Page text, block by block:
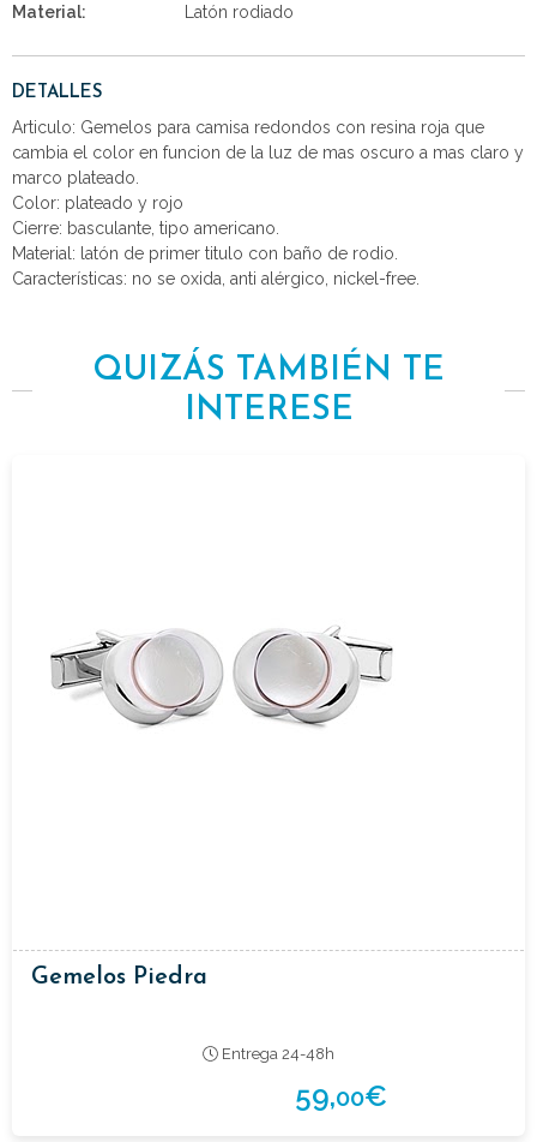
Material:
Latón rodiado
DETALLES
Articulo: Gemelos para camisa redondos con resina roja que
cambia el color en funcion de la luz de mas oscuro a mas claro y
marco plateado.
Color: plateado y rojo
Cierre: basculante, tipo americano.
Material: latón de primer titulo con baño de rodio.
Características: no se oxida, anti alérgico, nickel-free.
QUIZÁS TAMBIÉN TE
INTERESE
Gemelos Piedra
Entrega 24-48h
59,00€